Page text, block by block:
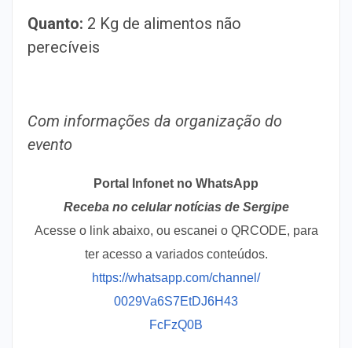
Quanto: 2 Kg de alimentos não
perecíveis
Com informações da organização do
evento
Portal Infonet no WhatsApp
Receba no celular notícias de Sergipe
Acesse o link abaixo, ou escanei o QRCODE, para
ter acesso a variados conteúdos.
https://whatsapp.com/channel/
0029Va6S7EtDJ6H43
FcFzQ0B